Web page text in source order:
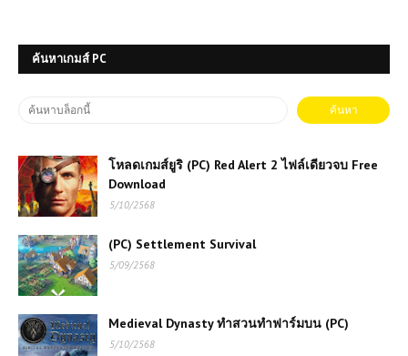
ค้นหาเกมส์ PC
โหลดเกมส์ยูริ (PC) Red Alert 2 ไฟล์เดียวจบ Free
Download
5/10/2568
(PC) Settlement Survival
5/09/2568
Medieval Dynasty ทำสวนทำฟาร์มบน (PC)
5/10/2568